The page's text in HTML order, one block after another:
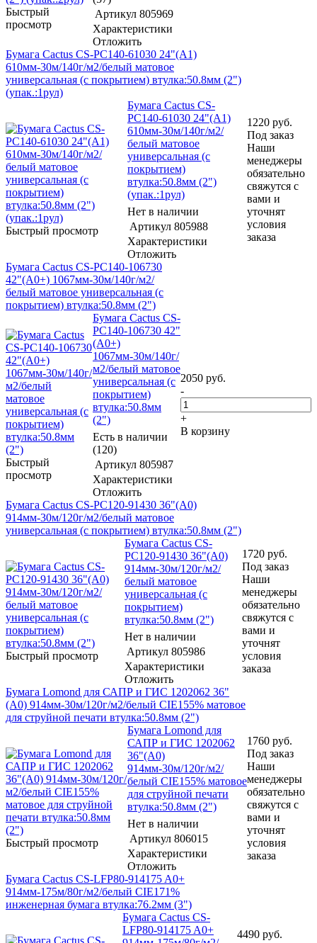
Быстрый
просмотр
Артикул 805969
Характеристики
Отложить
Бумага Cactus CS-PC140-61030 24"(A1)
610мм-30м/140г/м2/белый матовое
универсальная (с покрытием) втулка:50.8мм (2")
(упак.:1рул)
Быстрый просмотр
Бумага Cactus CS-
PC140-61030 24"(A1)
610мм-30м/140г/м2/
белый матовое
универсальная (с
покрытием)
втулка:50.8мм (2")
(упак.:1рул)
Нет в наличии
Артикул 805988
Характеристики
Отложить
1220 руб.
Под заказ
Наши
менеджеры
обязательно
свяжутся с
вами и
уточнят
условия
заказа
Бумага Cactus CS-PC140-106730
42"(A0+) 1067мм-30м/140г/м2/
белый матовое универсальная (с
покрытием) втулка:50.8мм (2")
Быстрый
просмотр
Бумага Cactus CS-
PC140-106730 42"
(A0+)
1067мм-30м/140г/
м2/белый матовое
универсальная (с
покрытием)
втулка:50.8мм
(2")
Есть в наличии
(120)
Артикул 805987
Характеристики
Отложить
2050 руб.
-
+
В корзину
Бумага Cactus CS-PC120-91430 36"(A0)
914мм-30м/120г/м2/белый матовое
универсальная (с покрытием) втулка:50.8мм (2")
Быстрый просмотр
Бумага Cactus CS-
PC120-91430 36"(A0)
914мм-30м/120г/м2/
белый матовое
универсальная (с
покрытием)
втулка:50.8мм (2")
Нет в наличии
Артикул 805986
Характеристики
Отложить
1720 руб.
Под заказ
Наши
менеджеры
обязательно
свяжутся с
вами и
уточнят
условия
заказа
Бумага Lomond для САПР и ГИС 1202062 36"
(A0) 914мм-30м/120г/м2/белый CIE155% матовое
для струйной печати втулка:50.8мм (2")
Быстрый просмотр
Бумага Lomond для
САПР и ГИС 1202062
36"(A0)
914мм-30м/120г/м2/
белый CIE155% матовое
для струйной печати
втулка:50.8мм (2")
Нет в наличии
Артикул 806015
Характеристики
Отложить
1760 руб.
Под заказ
Наши
менеджеры
обязательно
свяжутся с
вами и
уточнят
условия
заказа
Бумага Cactus CS-LFP80-914175 A0+
914мм-175м/80г/м2/белый CIE171%
инженерная бумага втулка:76.2мм (3")
Бумага Cactus CS-
LFP80-914175 A0+
4490 руб.